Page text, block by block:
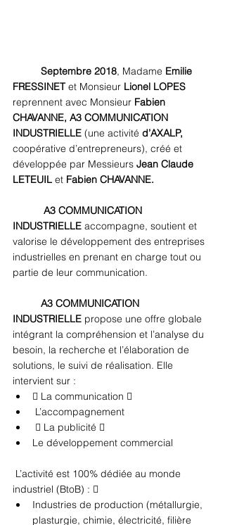
Septembre 2018, Madame Emilie
FRESSINET et Monsieur Lionel LOPES
reprennent avec Monsieur Fabien
CHAVANNE, A3 COMMUNICATION
INDUSTRIELLE (une activité d’AXALP,
coopérative d’entrepreneurs), créé et
développée par Messieurs Jean Claude
LETEUIL et Fabien CHAVANNE.
A3 COMMUNICATION
INDUSTRIELLE accompagne, soutient et
valorise le développement des entreprises
industrielles en prenant en charge tout ou
partie de leur communication.
A3 COMMUNICATION
INDUSTRIELLE propose une offre globale
intégrant la compréhension et l’analyse du
besoin, la recherche et l’élaboration de
solutions, le suivi de réalisation. Elle
intervient sur :
 La communication 
L’accompagnement
 La publicité 
Le développement commercial
industriel (BtoB) : 
Industries de production (métallurgie,
plasturgie, chimie, électricité, filière